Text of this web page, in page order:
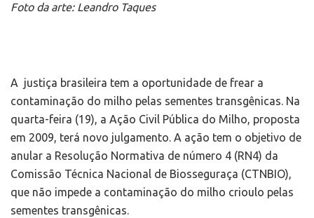
Foto da arte: Leandro Taques
A justiça brasileira tem a oportunidade de frear a
contaminação do milho pelas sementes transgênicas. Na
quarta-feira (19), a Ação Civil Pública do Milho, proposta
em 2009, terá novo julgamento. A ação tem o objetivo de
anular a Resolução Normativa de número 4 (RN4) da
Comissão Técnica Nacional de Biosseguraça (CTNBIO),
que não impede a contaminação do milho crioulo pelas
sementes transgênicas.